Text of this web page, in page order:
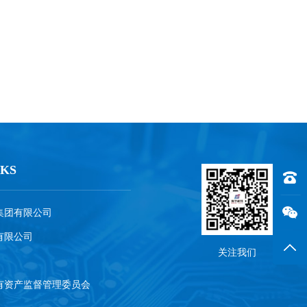
有限公司
公司
资产监督管理委员会
关注我们
联系
返回